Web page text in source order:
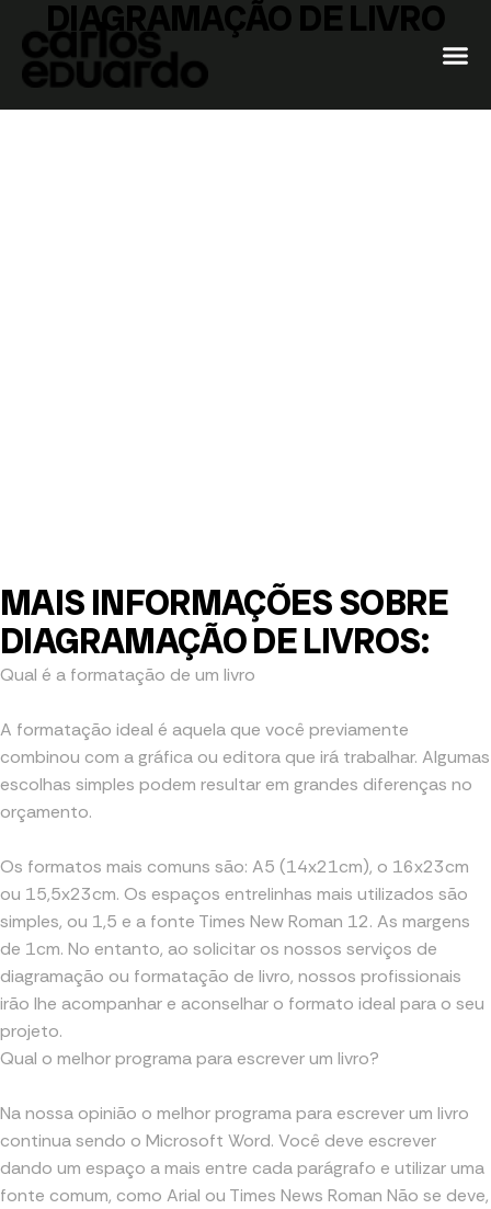
DIAGRAMAÇÃO DE LIVRO
MAIS INFORMAÇÕES SOBRE
DIAGRAMAÇÃO DE LIVROS:
Qual é a formatação de um livro
A formatação ideal é aquela que você previamente
combinou com a gráfica ou editora que irá trabalhar. Algumas
escolhas simples podem resultar em grandes diferenças no
orçamento.
Os formatos mais comuns são: A5 (14x21cm), o 16x23cm
ou 15,5x23cm. Os espaços entrelinhas mais utilizados são
simples, ou 1,5 e a fonte Times New Roman 12. As margens
de 1cm. No entanto, ao solicitar os nossos serviços de
diagramação ou formatação de livro, nossos profissionais
irão lhe acompanhar e aconselhar o formato ideal para o seu
projeto.
Qual o melhor programa para escrever um livro?
Na nossa opinião o melhor programa para escrever um livro
continua sendo o Microsoft Word. Você deve escrever
dando um espaço a mais entre cada parágrafo e utilizar uma
fonte comum, como Arial ou Times News Roman Não se deve,